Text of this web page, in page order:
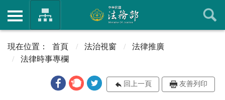
首頁 法治視窗
法律推廣
法律時事專欄
回上一頁 友善列印